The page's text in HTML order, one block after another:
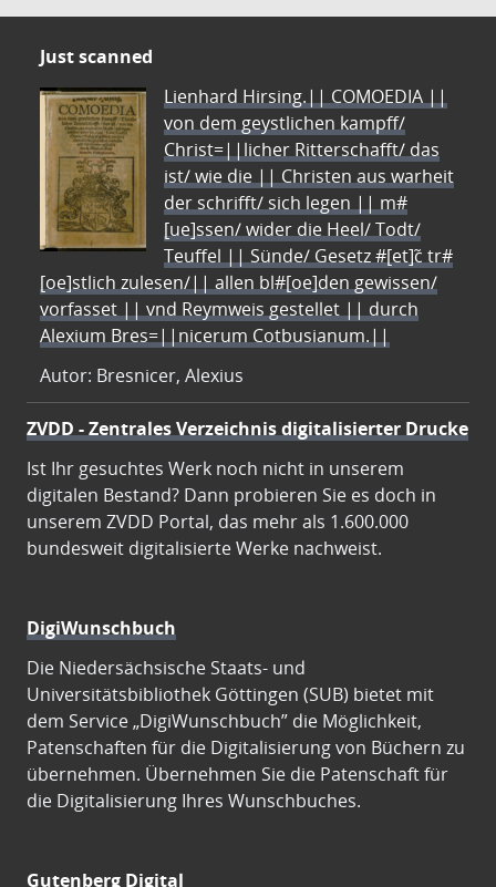
Just scanned
Lienhard Hirsing.|| COMOEDIA ||
von dem geystlichen kampff/
Christ=||licher Ritterschafft/ das
ist/ wie die || Christen aus warheit
der schrifft/ sich legen || m#
[ue]ssen/ wider die Heel/ Todt/
Teuffel || Sünde/ Gesetz #[et]c̃ tr#
[oe]stlich zulesen/|| allen bl#[oe]den gewissen/
vorfasset || vnd Reymweis gestellet || durch
Alexium Bres=||nicerum Cotbusianum.||
Autor: Bresnicer, Alexius
ZVDD - Zentrales Verzeichnis digitalisierter Drucke
Ist Ihr gesuchtes Werk noch nicht in unserem
digitalen Bestand? Dann probieren Sie es doch in
unserem ZVDD Portal, das mehr als 1.600.000
bundesweit digitalisierte Werke nachweist.
DigiWunschbuch
Die Niedersächsische Staats- und
Universitätsbibliothek Göttingen (SUB) bietet mit
dem Service „DigiWunschbuch” die Möglichkeit,
Patenschaften für die Digitalisierung von Büchern zu
übernehmen. Übernehmen Sie die Patenschaft für
die Digitalisierung Ihres Wunschbuches.
Gutenberg Digital